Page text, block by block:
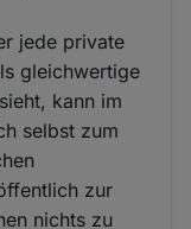
jede private
gleichwertige
kann im
selbst zum
zur
nichts zu